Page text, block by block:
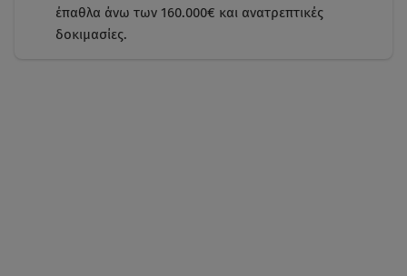
έπαθλα άνω των 160.000€ και ανατρεπτικές
δοκιμασίες.